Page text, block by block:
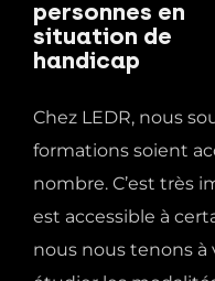
personnes en
situation de
handicap
Chez LEDR, nous
formations soient
nombre. C’est très
est accessible à
nous nous tenons